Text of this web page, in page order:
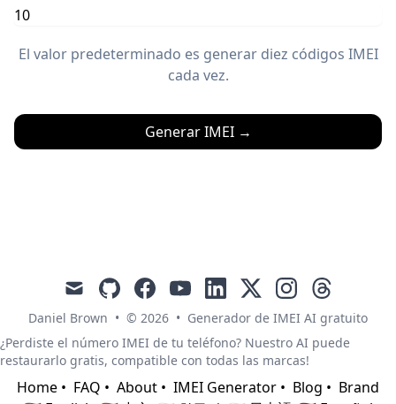
El valor predeterminado es generar diez códigos IMEI
cada vez.
Generar IMEI→
mail githubfacebookyoutubelinkedin
x instagramthreads
Daniel Brown • © 2026 • Generador de IMEI AI gratuito
¿Perdiste el número IMEI de tu teléfono? Nuestro AI puede
restaurarlo gratis, compatible con todas las marcas!
Home • FAQ • About • IMEI Generator • Blog • Brand